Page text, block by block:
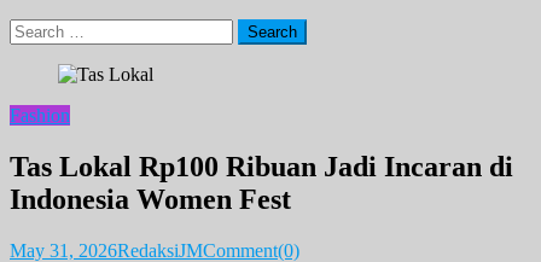
Search
for:
Fashion
Tas Lokal Rp100 Ribuan Jadi Incaran di
Indonesia Women Fest
May 31, 2026RedaksiJMComment(0)